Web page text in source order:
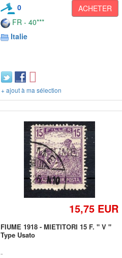
0
ACHETER
FR - 40***
Italie
+ ajout à ma sélection
15,75 EUR
FIUME 1918 - MIETITORI 15 F. " V "
Type Usato